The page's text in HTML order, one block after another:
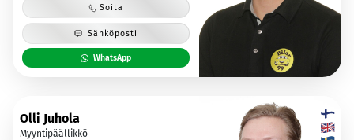
Soita
Sähköposti
WhatsApp
Olli Juhola
Myyntipäällikkö